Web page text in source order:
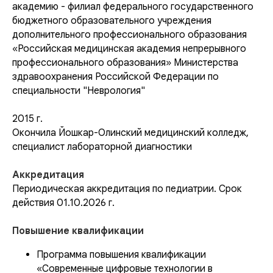
академию - филиал федерального государственного
бюджетного образовательного учреждения
дополнительного профессионального образования
«Российская медицинская академия непрерывного
профессионального образования» Министерства
здравоохранения Российской Федерации по
специальности "Неврология"
2015 г.
Окончила Йошкар-Олинский медицинский колледж,
специалист лабораторной диагностики
Аккредитация
Периодическая аккредитация по педиатрии. Срок
действия 01.10.2026 г.
Повышение квалификации
Программа повышения квалификации
«Современные цифровые технологии в